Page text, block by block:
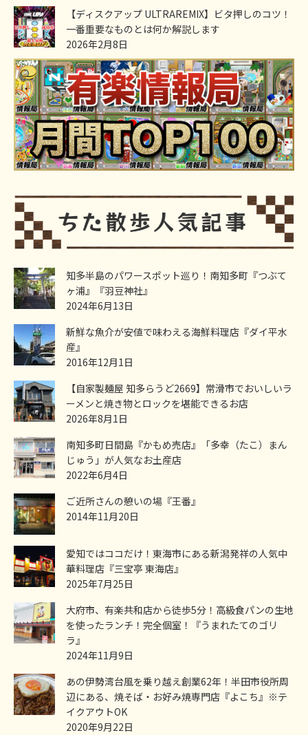
【ディスクアップ ULTRAREMIX】ビタ押しのコツ！
一番重要なものとは何か解説します
2026年2月8日
知多半島のパワースポット巡り！南知多町『つぶて
ヶ浦』『羽豆神社』
2024年6月13日
新鮮な魚介が安値で味わえる海鮮料理店『ダイ平水
産』
2016年12月1日
【自家製麺屋 知多らうど2669】常滑市でおいしいラ
ーメンと焼き物とロックを堪能できるお店
2026年8月1日
南知多町日間島『かもめ売店』「多幸（たこ）まん
じゅう」が人気なお土産店
2022年6月4日
ご近所さんの憩いの場『王番』
2014年11月20日
愛知ではココだけ！東海市にある新潟発祥の人気中
華料理店『三宝亭 東海店』
2025年7月25日
大府市、有楽共和店から徒歩5分！高級食パンの生地
を使ったランチ！完全個室！『うまれたてのゴリ
ラ』
2024年11月9日
あの伊勢湾台風を乗り越え創業62年！半田市役所周
辺にある、焼そば・お好み焼専門店『よこち』※テ
イクアウトOK
2020年9月22日